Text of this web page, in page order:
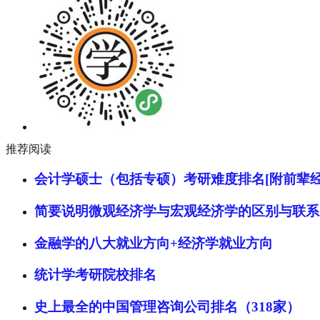
推荐阅读
会计学硕士（包括专硕）考研难度排名[附前辈
简要说明微观经济学与宏观经济学的区别与联系
金融学的八大就业方向+经济学就业方向
统计学考研院校排名
史上最全的中国管理咨询公司排名（318家）